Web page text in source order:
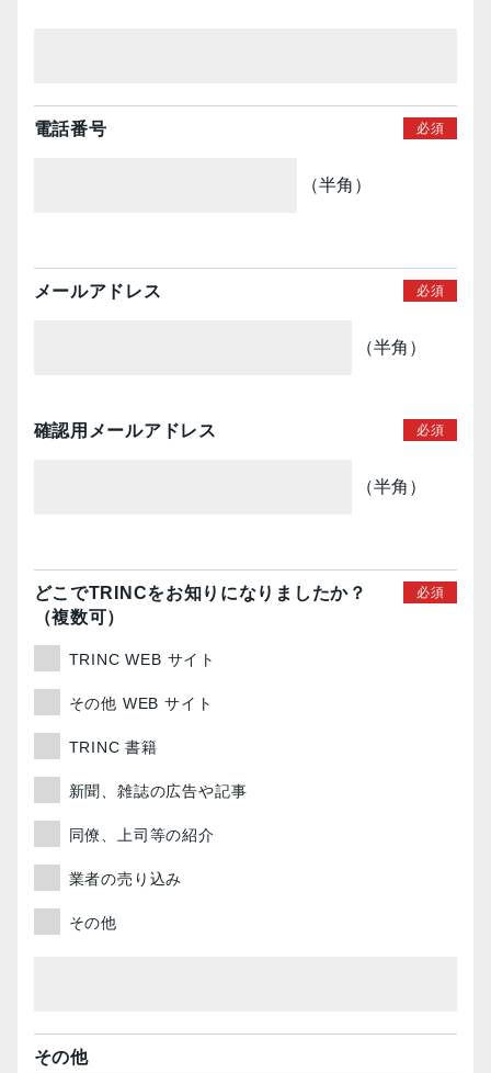
電話番号
（半角）
メールアドレス
（半角）
確認用メールアドレス
（半角）
どこでTRINCをお知りになりましたか？
（複数可）
TRINC WEB サイト
その他 WEB サイト
TRINC 書籍
新聞、雑誌の広告や記事
同僚、上司等の紹介
業者の売り込み
その他
その他